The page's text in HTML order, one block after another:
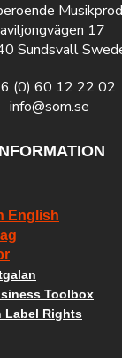
17
Sundsvall
(0) 60 12 22 02
info@som.se
English
Toolbox
Label Rights